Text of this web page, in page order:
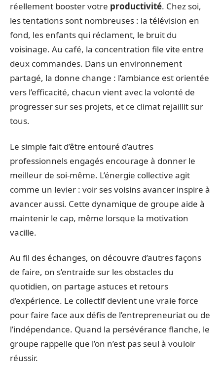
réellement booster votre productivité. Chez soi,
les tentations sont nombreuses : la télévision en
fond, les enfants qui réclament, le bruit du
voisinage. Au café, la concentration file vite entre
deux commandes. Dans un environnement
partagé, la donne change : l’ambiance est orientée
vers l’efficacité, chacun vient avec la volonté de
progresser sur ses projets, et ce climat rejaillit sur
tous.
Le simple fait d’être entouré d’autres
professionnels engagés encourage à donner le
meilleur de soi-même. L’énergie collective agit
comme un levier : voir ses voisins avancer inspire à
avancer aussi. Cette dynamique de groupe aide à
maintenir le cap, même lorsque la motivation
vacille.
Au fil des échanges, on découvre d’autres façons
de faire, on s’entraide sur les obstacles du
quotidien, on partage astuces et retours
d’expérience. Le collectif devient une vraie force
pour faire face aux défis de l’entrepreneuriat ou de
l’indépendance. Quand la persévérance flanche, le
groupe rappelle que l’on n’est pas seul à vouloir
réussir.